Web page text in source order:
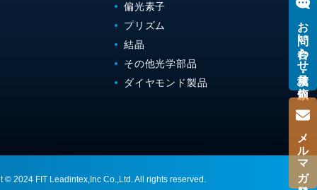
偏光素子
プリズム
結晶
その他光学部品
ダイヤモンド製品
© 2024 FIT Leadintex,Inc Co.,Ltd. All rights reserved.
お問い合わせ・見積り依頼
メルマガ登録